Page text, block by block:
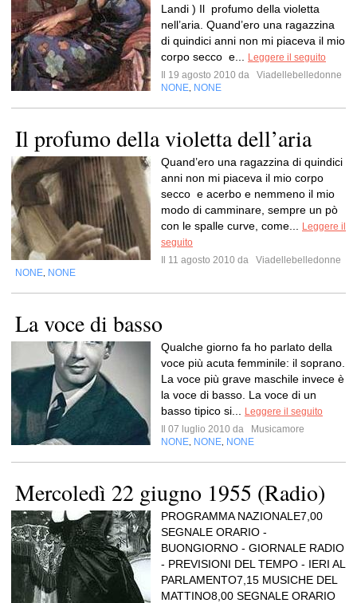
Landi ) Il profumo della violetta
nell’aria. Quand’ero una ragazzina
di quindici anni non mi piaceva il mio
corpo secco e...
Leggere il seguito
Il 19 agosto 2010 da
Viadellebelledonne
NONE NONE
Il profumo della violetta dell’aria
Quand’ero una ragazzina di quindici
anni non mi piaceva il mio corpo
secco e acerbo e nemmeno il mio
modo di camminare, sempre un pò
con le spalle curve, come...
Leggere il
seguito
Il 11 agosto 2010 da
Viadellebelledonne
NONE NONE
La voce di basso
Qualche giorno fa ho parlato della
voce più acuta femminile: il soprano.
La voce più grave maschile invece è
la voce di basso. La voce di un
basso tipico si...
Leggere il seguito
Il 07 luglio 2010 da
Musicamore
NONE NONE NONE
Mercoledì 22 giugno 1955 (Radio)
PROGRAMMA NAZIONALE7,00
SEGNALE ORARIO -
BUONGIORNO - GIORNALE RADIO
- PREVISIONI DEL TEMPO - IERI AL
PARLAMENTO7,15 MUSICHE DEL
MATTINO8,00 SEGNALE ORARIO